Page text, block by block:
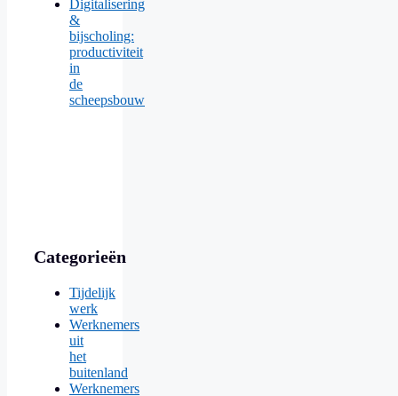
Digitalisering
&
bijscholing:
productiviteit
in
de
scheepsbouw
Categorieën
Tijdelijk
werk
Werknemers
uit
het
buitenland
Werknemers